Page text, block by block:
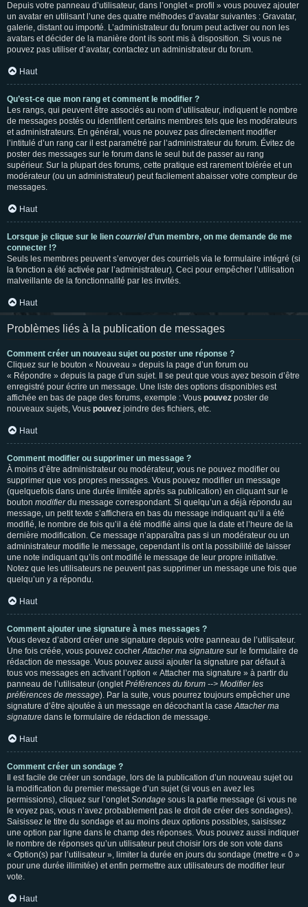
Depuis votre panneau d’utilisateur, dans l’onglet « profil » vous pouvez ajouter
un avatar en utilisant l’une des quatre méthodes d’avatar suivantes : Gravatar,
galerie, distant ou importé. L’administrateur du forum peut activer ou non les
avatars et décider de la manière dont ils sont mis à disposition. Si vous ne
pouvez pas utiliser d’avatar, contactez un administrateur du forum.
Haut
Qu’est-ce que mon rang et comment le modifier ?
Les rangs, qui peuvent être associés au nom d’utilisateur, indiquent le nombre
de messages postés ou identifient certains membres tels que les modérateurs
et administrateurs. En général, vous ne pouvez pas directement modifier
l’intitulé d’un rang car il est paramétré par l’administrateur du forum. Évitez de
poster des messages sur le forum dans le seul but de passer au rang
supérieur. Sur la plupart des forums, cette pratique est rarement tolérée et un
modérateur (ou un administrateur) peut facilement abaisser votre compteur de
messages.
Haut
Lorsque je clique sur le lien courrield’un membre, on me demande de me
connecter !?
Seuls les membres peuvent s’envoyer des courriels via le formulaire intégré (si
la fonction a été activée par l’administrateur). Ceci pour empêcher l’utilisation
malveillante de la fonctionnalité par les invités.
Haut
Problèmes liés à la publication de messages
Comment créer un nouveau sujet ou poster une réponse ?
Cliquez sur le bouton « Nouveau » depuis la page d’un forum ou
« Répondre » depuis la page d’un sujet. Il se peut que vous ayez besoin d’être
enregistré pour écrire un message. Une liste des options disponibles est
affichée en bas de page des forums, exemple : Vous pouvez poster de
nouveaux sujets, Vous pouvez joindre des fichiers, etc.
Haut
Comment modifier ou supprimer un message ?
À moins d’être administrateur ou modérateur, vous ne pouvez modifier ou
supprimer que vos propres messages. Vous pouvez modifier un message
(quelquefois dans une durée limitée après sa publication) en cliquant sur le
bouton modifierdu message correspondant. Si quelqu’un a déjà répondu au
message, un petit texte s’affichera en bas du message indiquant qu’il a été
modifié, le nombre de fois qu’il a été modifié ainsi que la date et l’heure de la
dernière modification. Ce message n’apparaîtra pas si un modérateur ou un
administrateur modifie le message, cependant ils ont la possibilité de laisser
une note indiquant qu’ils ont modifié le message de leur propre initiative.
Notez que les utilisateurs ne peuvent pas supprimer un message une fois que
quelqu’un y a répondu.
Haut
Comment ajouter une signature à mes messages ?
Vous devez d’abord créer une signature depuis votre panneau de l’utilisateur.
Une fois créée, vous pouvez cocherAttacher ma signature sur le formulaire de
rédaction de message. Vous pouvez aussi ajouter la signature par défaut à
tous vos messages en activant l’option « Attacher ma signature » à partir du
panneau de l’utilisateur (ongletPréférences du forum --> Modifier les
préférences de message). Par la suite, vous pourrez toujours empêcher une
signature d’être ajoutée à un message en décochant la caseAttacher ma
signature dans le formulaire de rédaction de message.
Haut
Comment créer un sondage ?
Il est facile de créer un sondage, lors de la publication d’un nouveau sujet ou
la modification du premier message d’un sujet (si vous en avez les
permissions), cliquez sur l’ongletSondage sous la partie message (si vous ne
le voyez pas, vous n’avez probablement pas le droit de créer des sondages).
Saisissez le titre du sondage et au moins deux options possibles, saisissez
une option par ligne dans le champ des réponses. Vous pouvez aussi indiquer
le nombre de réponses qu’un utilisateur peut choisir lors de son vote dans
« Option(s) par l’utilisateur », limiter la durée en jours du sondage (mettre « 0 »
pour une durée illimitée) et enfin permettre aux utilisateurs de modifier leur
vote.
Haut